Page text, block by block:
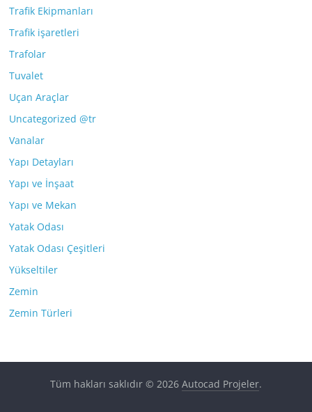
Trafik Ekipmanları
Trafik işaretleri
Trafolar
Tuvalet
Uçan Araçlar
Uncategorized @tr
Vanalar
Yapı Detayları
Yapı ve İnşaat
Yapı ve Mekan
Yatak Odası
Yatak Odası Çeşitleri
Yükseltiler
Zemin
Zemin Türleri
Tüm hakları saklıdır © 2026 Autocad Projeler.